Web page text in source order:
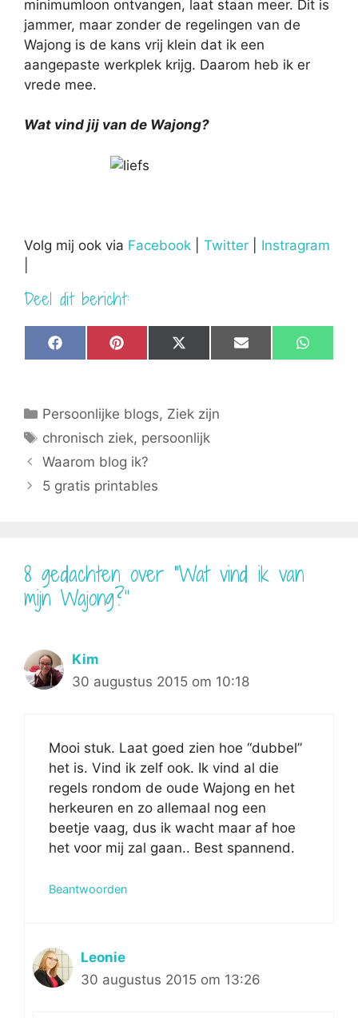
minimumloon ontvangen, laat staan meer. Dit is
jammer, maar zonder de regelingen van de
Wajong is de kans vrij klein dat ik een
aangepaste werkplek krijg. Daarom heb ik er
vrede mee.
Wat vind jij van de Wajong?
Volg mij ook via Facebook Twitter
Instragram
Deel dit bericht:
Share
on
F
a
o
k
Share
on
P
i
r
e
s
t
Share
on
X
(
t
e
Share
on
E
m
Share
on
W
h
Categorieën
Persoonlijke blogs, Ziek zijn
Tags
chronisch ziek, persoonlijk
Waarom blog ik?
5 gratis printables
8 gedachten over “Wat vind ik van
mijn Wajong?”
Kim
30 augustus 2015 om 10:18
Mooi stuk. Laat goed zien hoe “dubbel”
het is. Vind ik zelf ook. Ik vind al die
regels rondom de oude Wajong en het
herkeuren en zo allemaal nog een
beetje vaag, dus ik wacht maar af hoe
het voor mij zal gaan.. Best spannend.
Beantwoorden
Leonie
30 augustus 2015 om 13:26